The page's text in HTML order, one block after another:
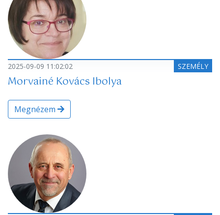
2025-09-09 11:02:02 SZEMÉLY
Morvainé Kovács Ibolya
Megnézem